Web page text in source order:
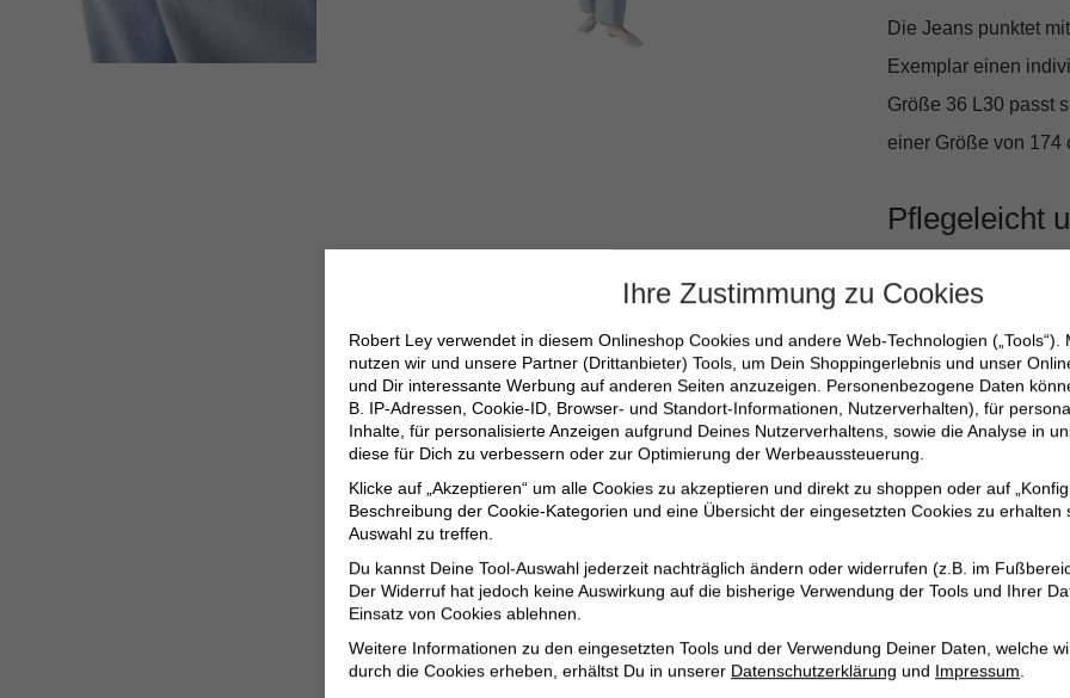
Die Jeans punktet
Exemplar einen
Größe 36 L30 passt
einer Größe von 174
Pflegeleicht
Trotz ihres robusten
Ein
bleibt mehr Zeit für
tadellosen Look
100%
Ovales Bein und
Authentische
Leicht zu pflegen
Stilvolles 5-
Ihre Zustimmung zu Cookies
Robert Ley verwendet in diesem Onlineshop Cookies und andere Web-Technologien („Tools“).
nutzen wir und unsere Partner (Drittanbieter) Tools, um Dein Shoppingerlebnis und unser
und Dir interessante Werbung auf anderen Seiten anzuzeigen. Personenbezogene Daten
B. IP-Adressen, Cookie-ID, Browser- und Standort-Informationen, Nutzerverhalten), für
Inhalte, für personalisierte Anzeigen aufgrund Deines Nutzerverhaltens, sowie die Analyse in
diese für Dich zu verbessern oder zur Optimierung der Werbeaussteuerung.
Klicke auf „Akzeptieren“ um alle Cookies zu akzeptieren und direkt zu shoppen oder auf
Beschreibung der Cookie-Kategorien und eine Übersicht der eingesetzten Cookies zu erhalten
Auswahl zu treffen.
Du kannst Deine Tool-Auswahl jederzeit nachträglich ändern oder widerrufen (z.B. im
Der Widerruf hat jedoch keine Auswirkung auf die bisherige Verwendung der Tools und Ihrer
Einsatz von Cookies ablehnen.
Weitere Informationen zu den eingesetzten Tools und der Verwendung Deiner Daten, welche
durch die Cookies erheben, erhältst Du in unserer Datenschutzerklärung und Impressum.